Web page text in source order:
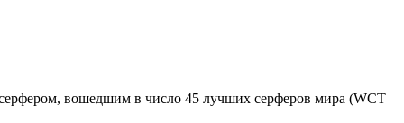
вошедшим в число 45 лучших серферов мира (WCT